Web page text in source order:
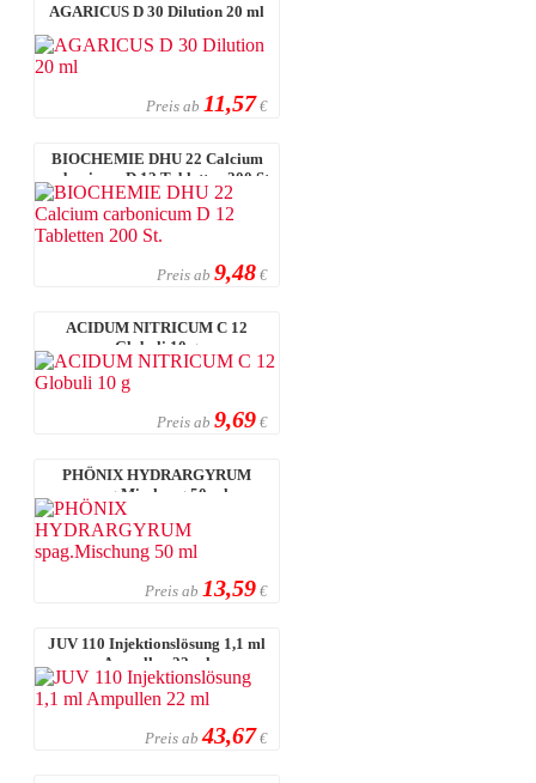
AGARICUS D 30 Dilution 20 ml
Preis ab 11,57 €
BIOCHEMIE DHU 22 Calcium
carbonicum D 12 Tabletten 200 St.
Preis ab 9,48 €
ACIDUM NITRICUM C 12
Globuli 10 g
Preis ab 9,69 €
PHÖNIX HYDRARGYRUM
spag.Mischung 50 ml
Preis ab 13,59 €
JUV 110 Injektionslösung 1,1 ml
Ampullen 22 ml
Preis ab 43,67 €